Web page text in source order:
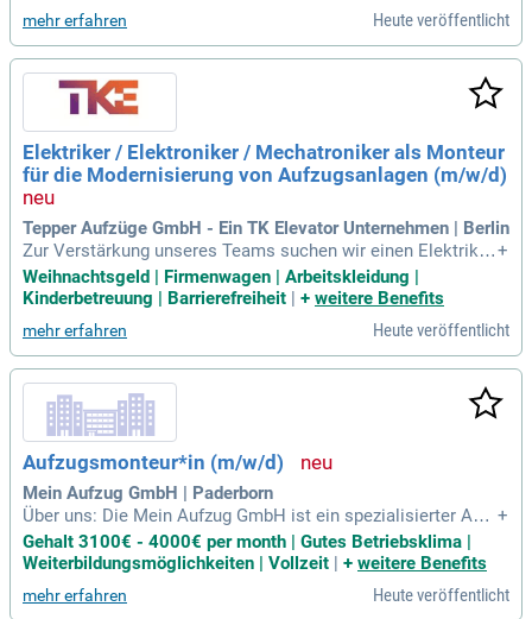
ce und innovativer Technik. Bewerben Sie sich jetzt für span
nende Stellenangebote!
mehr erfahren Heute veröffentlicht
Elektriker / Elektroniker / Mechatroniker als Monteur
für die Modernisierung von Aufzugsanlagen (m/w/d)
Tepper Aufzüge GmbH - Ein TK Elevator Unternehmen | Berlin
Zur Verstärkung unseres Teams suchen wir einen Elektriker,
Elektroniker oder Mechatroniker als Monteur für die Moder
nisierung von Aufzugsanlagen. Wenn Sie schwindelfrei sind
und hoch hinaus wollen, werden Sie Aufzugstechniker (m/
w/d) und gestalten Sie die Zukunft der urbanen Mobilität akt
iv mit. Zu Ihren Aufgaben gehören die Demontage und Mont
age aller Aufzugskomponenten, die Inbetriebnahme sowie d
ie Durchführung von Sachverständigenprüfungen. Sie beheb
en Störungen, übergeben Anlagen an Kunden und dokumenti
eren Ihre Arbeiten. Eine abgeschlossene Berufsausbildung i
n Mechatronik, Elektronik oder Elektrik ist erforderlich, ebe
nso wie Kenntnisse in Steuerungs- und Regeltechnik. Wir le
gen Wert auf Kundenorientierung, Zuverlässigkeit und hohe
Einsatzbereitschaft.
+
Weihnachtsgeld | Firmenwagen | Arbeitskleidung |
Kinderbetreuung | Barrierefreiheit | + weitere Benefits
mehr erfahren Heute veröffentlicht
Aufzugsmonteur*in (m/w/d)
Mein Aufzug GmbH | Paderborn
Über uns: Die Mein Aufzug GmbH ist ein spezialisierter Anbi
eter für Kleingüter-, Speisen- und Güteraufzüge und entwicke
lt maßgeschneiderte Lösungen für Gastronomie, Industrie u
+
Gehalt 3100€ - 4000€ per month | Gutes Betriebsklima |
Weiterbildungsmöglichkeiten | Vollzeit
+ weitere Benefits
mehr erfahren Heute veröffentlicht